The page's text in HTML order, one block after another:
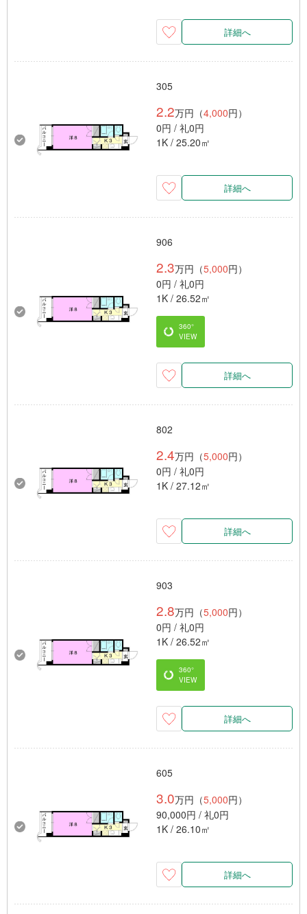
詳細へ
305
2.2万円（4,000円）
0円 / 礼0円
1K / 25.20㎡
詳細へ
906
2.3万円（5,000円）
0円 / 礼0円
1K / 26.52㎡
360°
VIEW
詳細へ
802
2.4万円（5,000円）
0円 / 礼0円
1K / 27.12㎡
詳細へ
903
2.8万円（5,000円）
0円 / 礼0円
1K / 26.52㎡
360°
VIEW
詳細へ
605
3.0万円（5,000円）
90,000円 / 礼0円
1K / 26.10㎡
詳細へ